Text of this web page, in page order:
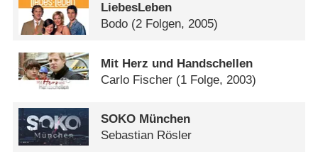
LiebesLeben
Bodo (2 Folgen, 2005)
Mit Herz und Handschellen
Carlo Fischer (1 Folge, 2003)
SOKO München
Sebastian Rösler